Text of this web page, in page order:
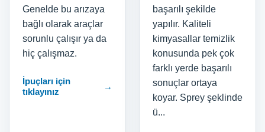
Genelde bu arızaya
bağlı olarak araçlar
sorunlu çalışır ya da
hiç çalışmaz.
İpuçları için
tıklayınız
→
başarılı şekilde
yapılır. Kaliteli
kimyasallar temizlik
konusunda pek çok
farklı yerde başarılı
sonuçlar ortaya
koyar. Sprey şeklinde
ü...